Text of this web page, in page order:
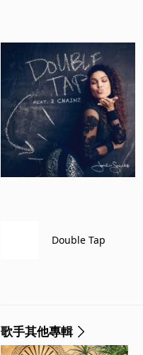
Double Tap
歌手其他專輯